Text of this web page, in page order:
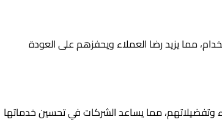
مما يزيد رضا العملاء ويحفزهم على العودة
وتفضيلاتهم، مما يساعد الشركات في تحسين خدماتها